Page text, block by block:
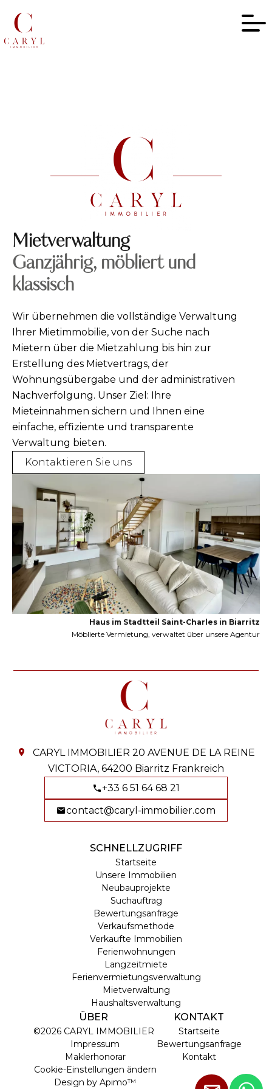
Haus im Stadtteil Saint-Charles in Biarritz
Möblierte Vermietung, verwaltet über unsere Agentur
Mietverwaltung
Ganzjährig, möbliert und
klassisch
Wir übernehmen die vollständige Verwaltung
Ihrer Mietimmobilie, von der Suche nach
Mietern über die Mietzahlung bis hin zur
Erstellung des Mietvertrags, der
Wohnungsübergabe und der administrativen
Nachverfolgung. Unser Ziel: Ihre
Mieteinnahmen sichern und Ihnen eine
einfache, effiziente und transparente
Verwaltung bieten.
Kontaktieren Sie uns
CARYL IMMOBILIER 20 AVENUE DE LA REINE
VICTORIA, 64200 Biarritz Frankreich
+33 6 51 64 68 21
contact@caryl-immobilier.com
SCHNELLZUGRIFF
Startseite
Unsere Immobilien
Neubauprojekte
Suchauftrag
Bewertungsanfrage
Verkaufsmethode
Verkaufte Immobilien
Ferienwohnungen
Langzeitmiete
Ferienvermietungsverwaltung
Mietverwaltung
Haushaltsverwaltung
ÜBER
©2026 CARYL IMMOBILIER
Impressum
Maklerhonorar
Cookie-Einstellungen ändern
Design by Apimo™
KONTAKT
Startseite
Bewertungsanfrage
Kontakt